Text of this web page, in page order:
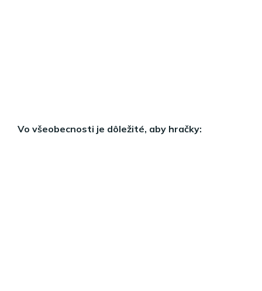
Vo všeobecnosti je dôležité, aby hračky: